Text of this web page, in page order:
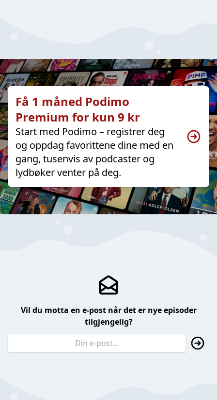
Få 1 måned Podimo
Premium for kun 9 kr
Start med Podimo – registrer deg
og oppdag favorittene dine med en
gang, tusenvis av podcaster og
lydbøker venter på deg.
Vil du motta en e-post når det er nye episoder
tilgjengelig?